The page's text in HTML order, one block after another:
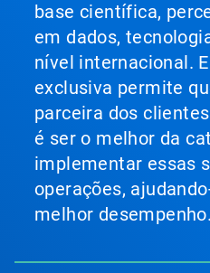
base científica,
em dados,
nível internacional.
exclusiva permite
parceira dos
é ser o melhor da
implementar essas
operações,
melhor desempenho.